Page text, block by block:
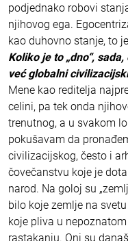
podjednako robovi
njihovog ega.
kao duhovno stanje, to
Koliko je to „dno“,
već globalni
Mene kao reditelja
celini, pa tek onda
trenutnog, a u svakom
pokušavam da
civilizacijskog, često i
čovečanstvu koje je
narod. Na goloj su
bilo koje zemlje na
koje pliva u
rastakanju. Oni su